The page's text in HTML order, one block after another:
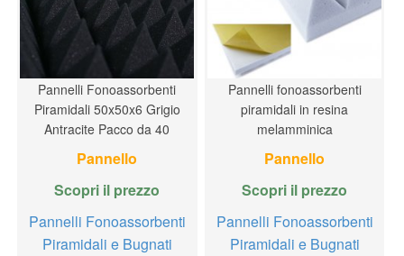
Pannelli Fonoassorbenti
Piramidali 50x50x6 Grigio
Antracite Pacco da 40
Pannello
Scopri il prezzo
Pannelli Fonoassorbenti
Piramidali e Bugnati
Pannelli fonoassorbenti
piramidali in resina
melamminica
Pannello
Scopri il prezzo
Pannelli Fonoassorbenti
Piramidali e Bugnati